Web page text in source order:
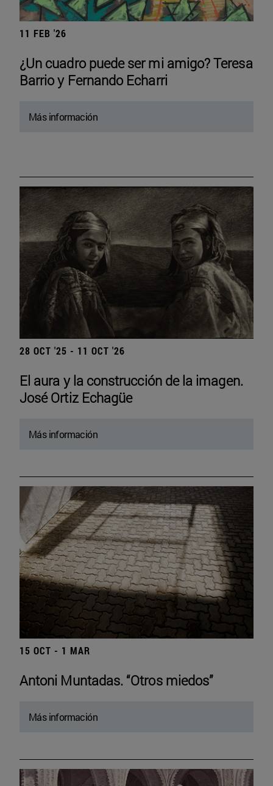
11 FEB '26
¿Un cuadro puede ser mi amigo? Teresa
Barrio y Fernando Echarri
Más información
28 OCT '25 - 11 OCT '26
El aura y la construcción de la imagen.
José Ortiz Echagüe
Más información
15 OCT - 1 MAR
Antoni Muntadas. “Otros miedos”
Más información